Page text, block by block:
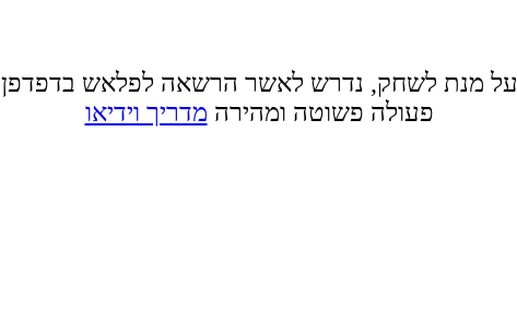
על מנת לשחק, נדרש לאשר הרשאה לפלאש בדפדפן
פעולה פשוטה ומהירה מדריך וידיאו